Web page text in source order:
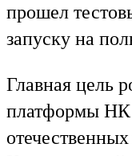
прошел
запуску на
Главная цель
платформы НК